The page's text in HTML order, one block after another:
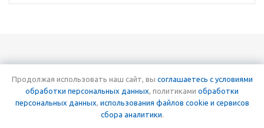
8 (863) 310-07-03
Продолжая использовать наш сайт, вы соглашаетесь c условиями
обработки персональных данных, политиками обработки
персональных данных, использования файлов cookie и сервисов
сбора аналитики.